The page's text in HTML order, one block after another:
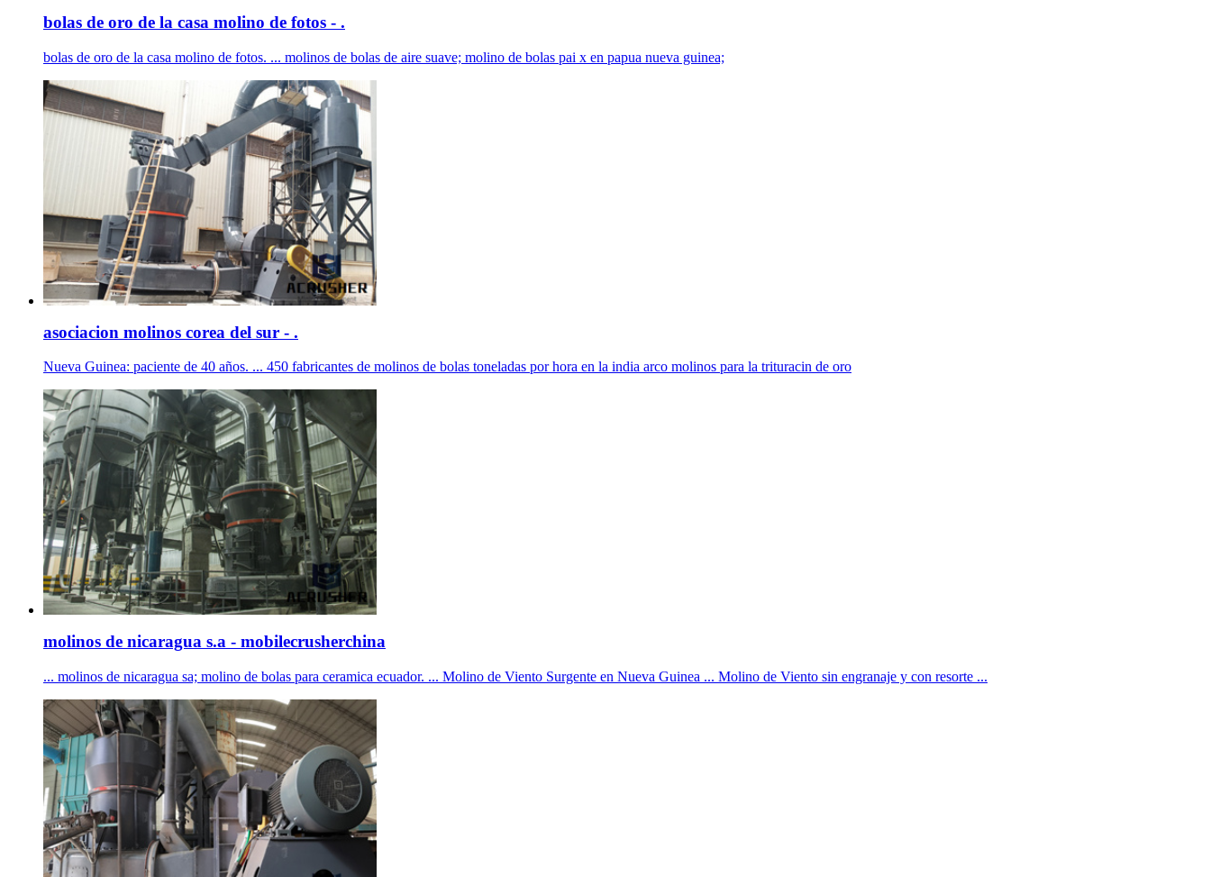
bolas de oro de la casa molino de fotos - .
bolas de oro de la casa molino de fotos. ... molinos de bolas de aire suave; molino de bolas pai x en papua nueva guinea;
asociacion molinos corea del sur - .
Nueva Guinea: paciente de 40 años. ... 450 fabricantes de molinos de bolas toneladas por hora en la india arco molinos para la trituracin de oro
molinos de nicaragua s.a - mobilecrusherchina
... molinos de nicaragua sa; molino de bolas para ceramica ecuador. ... Molino de Viento Surgente en Nueva Guinea ... Molino de Viento sin engranaje y con resorte ...